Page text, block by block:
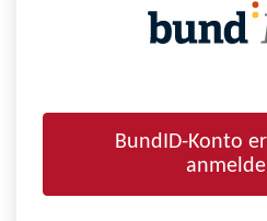
BundID-Konto